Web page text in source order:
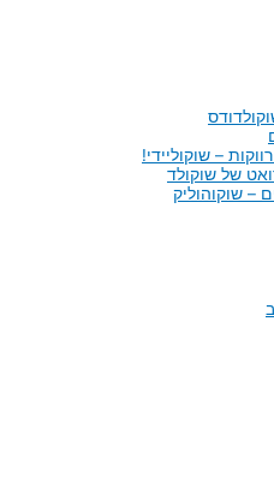
– שוקוליידי!
של שוקולד
– שוקוהוליק